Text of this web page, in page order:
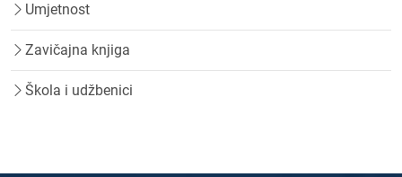
Umjetnost
Zavičajna knjiga
Škola i udžbenici